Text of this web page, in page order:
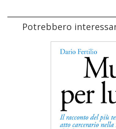
Potrebbero